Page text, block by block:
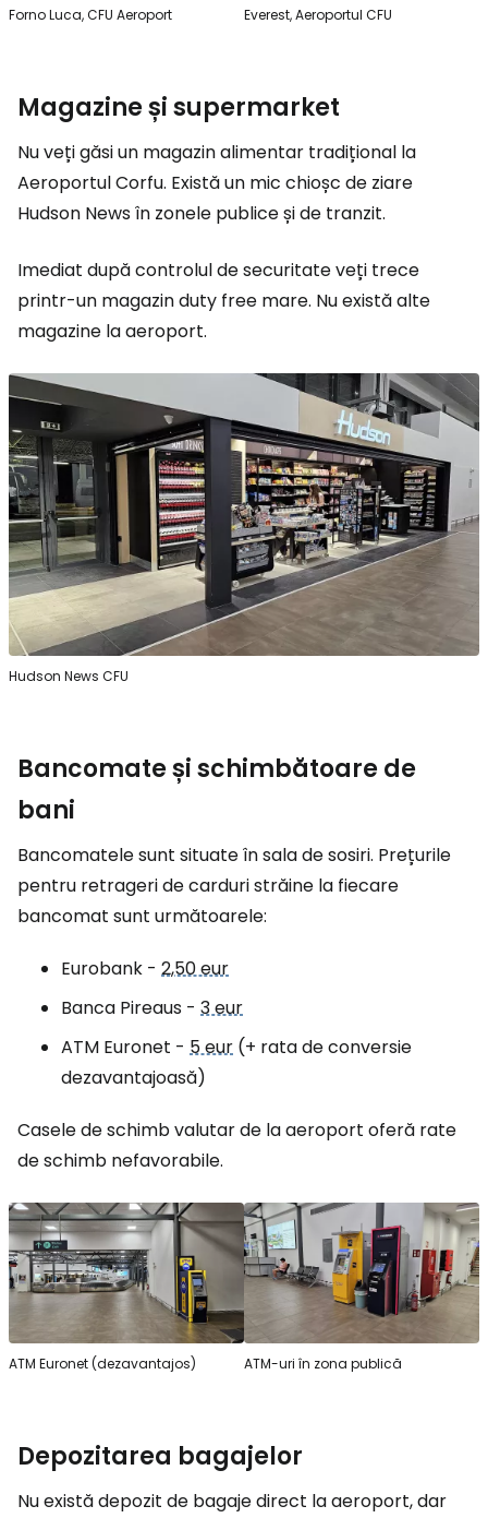
Forno Luca, CFU Aeroport Everest, Aeroportul CFU
Magazine și supermarket
Nu veți găsi un magazin alimentar tradițional la
Aeroportul Corfu. Există un mic chioșc de ziare
Hudson News în zonele publice și de tranzit.
Imediat după controlul de securitate veți trece
printr-un magazin duty free mare. Nu există alte
magazine la aeroport.
Hudson News CFU
Bancomate și schimbătoare de
bani
Bancomatele sunt situate în sala de sosiri. Prețurile
pentru retrageri de carduri străine la fiecare
bancomat sunt următoarele:
Eurobank - 2,50 eur
Banca Pireaus - 3 eur
ATM Euronet - 5 eur (+ rata de conversie
dezavantajoasă)
Casele de schimb valutar de la aeroport oferă rate
de schimb nefavorabile.
ATM Euronet (dezavantajos) ATM-uri în zona publică
Depozitarea bagajelor
Nu există depozit de bagaje direct la aeroport, dar